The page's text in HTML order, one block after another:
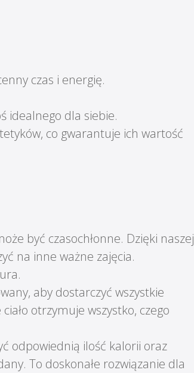
czas i energię.
idealnego dla siebie.
co gwarantuje ich wartość
być czasochłonne. Dzięki naszej
na inne ważne zajęcia.
aby dostarczyć wszystkie
otrzymuje wszystko, czego
odpowiednią ilość kalorii oraz
To doskonałe rozwiązanie dla